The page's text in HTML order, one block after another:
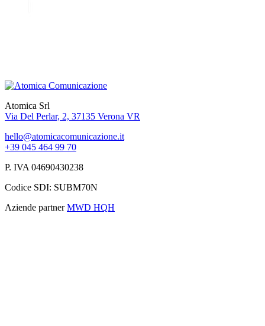
Atomica Srl
Via Del Perlar, 2, 37135 Verona VR
hello@atomicacomunicazione.it
+39 045 464 99 70
P. IVA 04690430238
Codice SDI: SUBM70N
Aziende partner MWD HQH